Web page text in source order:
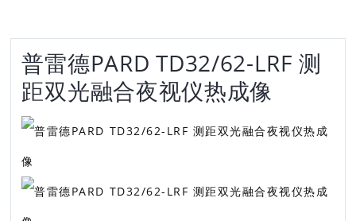
普雷德PARD TD32/62-LRF 测
距双光融合夜视仪热成像